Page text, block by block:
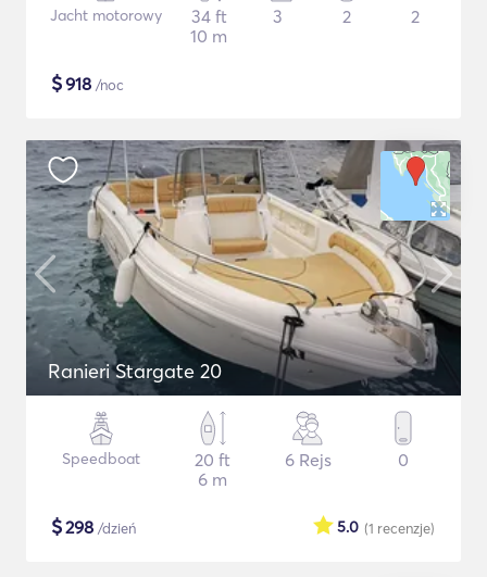
Jacht motorowy
34 ft
10 m
3 2 2
$918 /noc
Ranieri Stargate 20
Speedboat
20 ft
6 m
6 Rejs 0
$298 /dzień (1 recenzje)
5.0